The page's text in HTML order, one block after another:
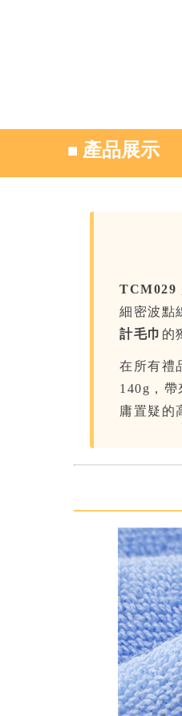
TCM029
細密波點
計毛巾 的
在所有禮
140g，
庸置疑的
■ 產品展示